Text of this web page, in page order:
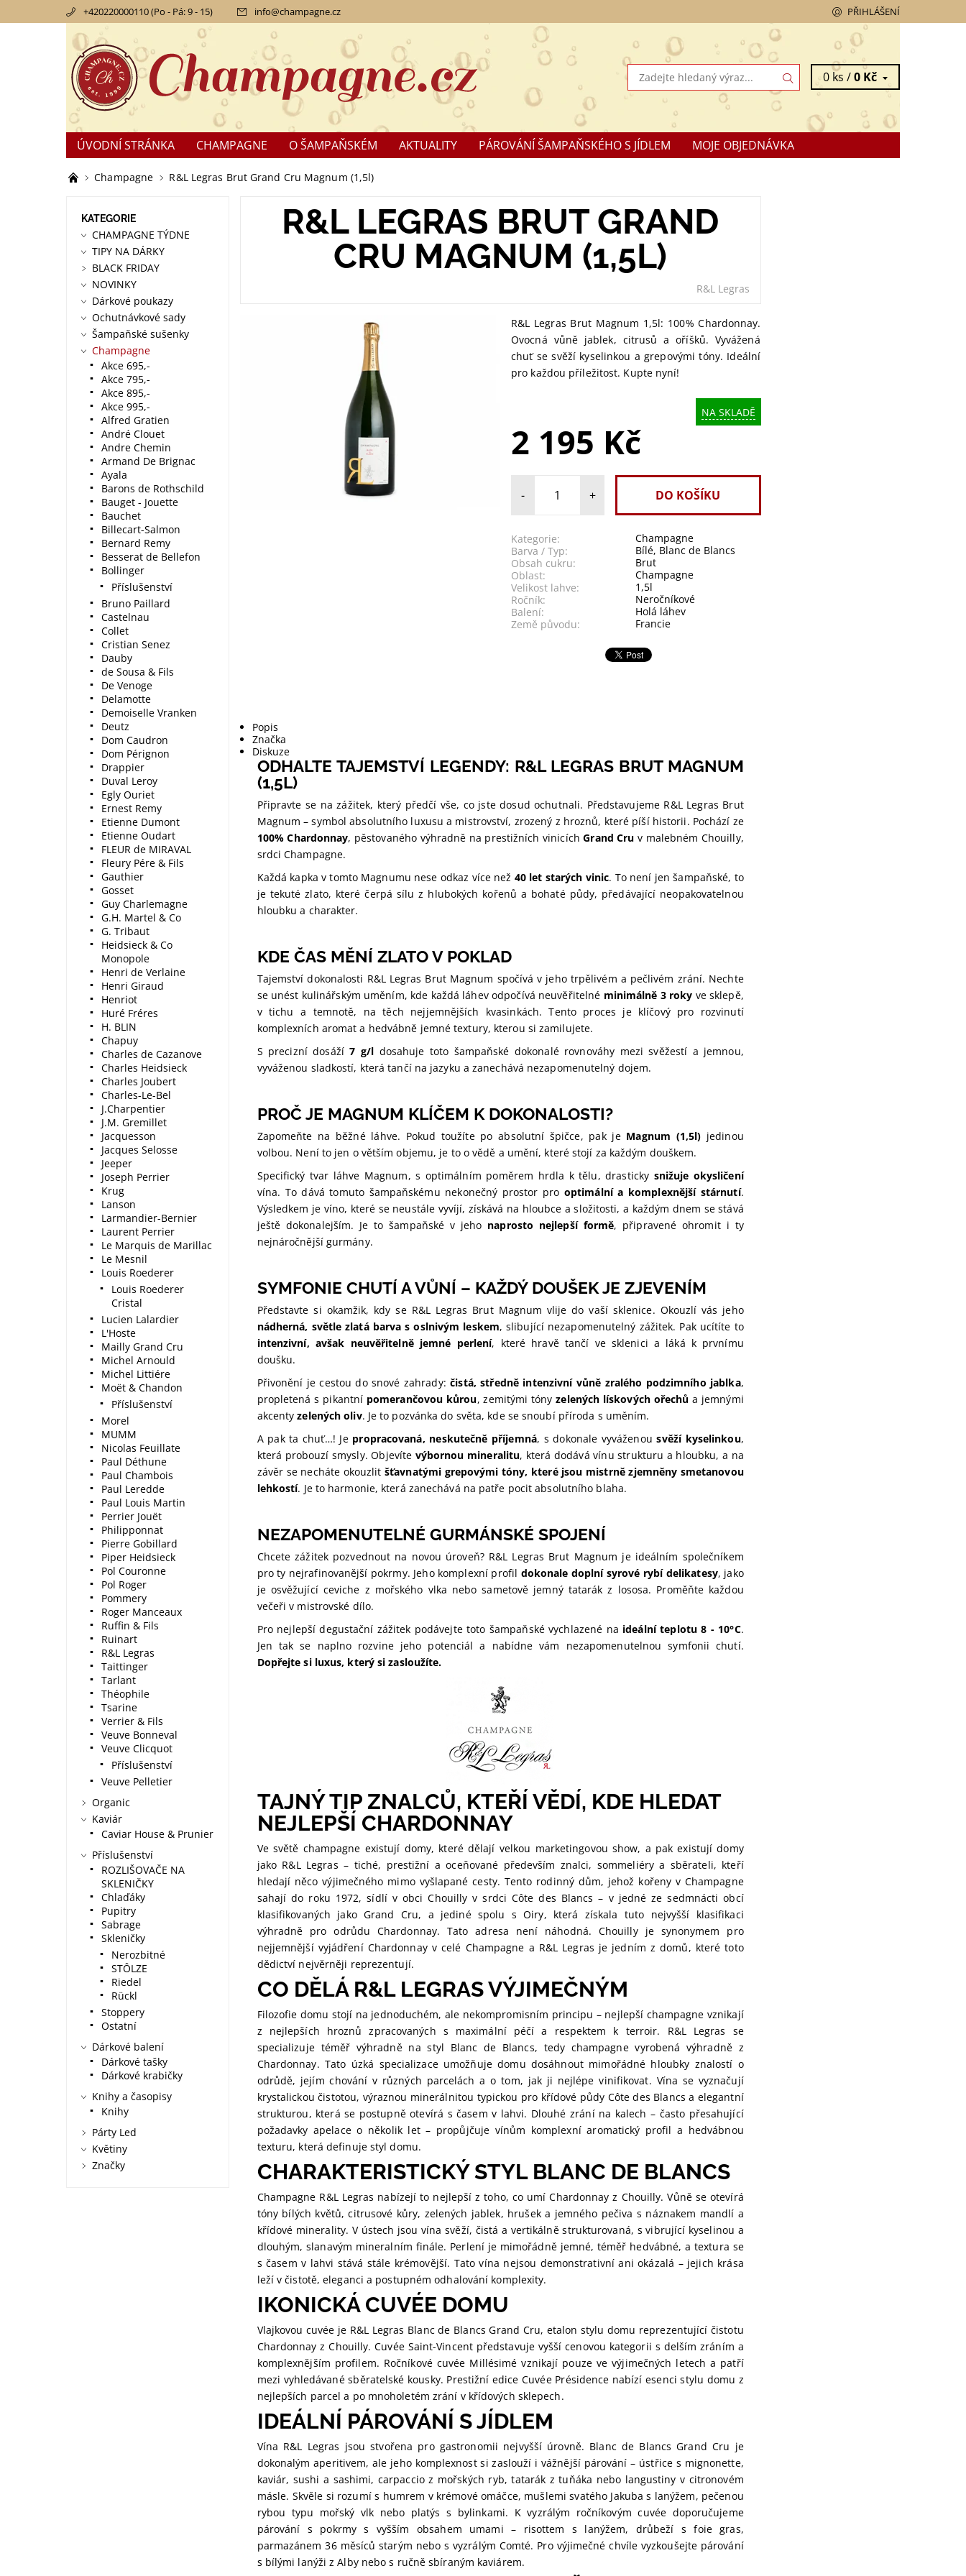
+420220000110 (Po - Pá: 9 - 15) info@champagne.cz PŘIHLÁŠENÍ
0 ks /0 Kč
ÚVODNÍ STRÁNKA CHAMPAGNE O ŠAMPAŇSKÉM AKTUALITY PÁROVÁNÍ ŠAMPAŇSKÉHO S JÍDLEM
MOJE OBJEDNÁVKA
KONTAKTY
OBCHODNÍ PODMÍNKY REKLAMACE
Champagne R&L Legras Brut Grand Cru Magnum (1,5l)
R&L LEGRAS BRUT GRAND
CRU MAGNUM (1,5L)
R&L Legras
R&L Legras Brut Magnum 1,5l: 100% Chardonnay.
Ovocná vůně jablek, citrusů a oříšků. Vyvážená
chuť se svěží kyselinkou a grepovými tóny. Ideální
pro každou příležitost. Kupte nyní!
NA SKLADĚ
2 195 Kč
- +
Kategorie:
Champagne
Barva / Typ:
Bílé, Blanc de Blancs
Obsah cukru:
Brut
Oblast:
Champagne
Velikost lahve:
1,5l
Ročník:
Neročníkové
Balení:
Holá láhev
Země původu:
Francie
Popis
Značka
Diskuze
ODHALTE TAJEMSTVÍ LEGENDY: R&L LEGRAS BRUT MAGNUM
(1,5L)
Připravte se na zážitek, který předčí vše, co jste dosud ochutnali. Představujeme R&L Legras Brut
Magnum – symbol absolutního luxusu a mistrovství, zrozený z hroznů, které píší historii. Pochází ze
100% Chardonnay, pěstovaného výhradně na prestižních vinicíchGrand Cru v malebném Chouilly,
srdci Champagne.
Každá kapka v tomto Magnumu nese odkaz více než 40 let starých vinic. To není jen šampaňské, to
je tekuté zlato, které čerpá sílu z hlubokých kořenů a bohaté půdy, předávající neopakovatelnou
hloubku a charakter.
KDE ČAS MĚNÍ ZLATO V POKLAD
Tajemství dokonalosti R&L Legras Brut Magnum spočívá v jeho trpělivém a pečlivém zrání. Nechte
se unést kulinářským uměním, kde každá láhev odpočívá neuvěřitelné minimálně 3 roky ve sklepě,
v tichu a temnotě, na těch nejjemnějších kvasinkách. Tento proces je klíčový pro rozvinutí
komplexních aromat a hedvábně jemné textury, kterou si zamilujete.
S precizní dosáží7 g/l dosahuje toto šampaňské dokonalé rovnováhy mezi svěžestí a jemnou,
vyváženou sladkostí, která tančí na jazyku a zanechává nezapomenutelný dojem.
PROČ JE MAGNUM KLÍČEM K DOKONALOSTI?
Zapomeňte na běžné láhve. Pokud toužíte po absolutní špičce, pak je Magnum (1,5l) jedinou
volbou. Není to jen o větším objemu, je to o vědě a umění, které stojí za každým douškem.
Specifický tvar láhve Magnum, s optimálním poměrem hrdla k tělu, drasticky snižuje okysličení
vína. To dává tomuto šampaňskému nekonečný prostor pro optimální a komplexnější stárnutí.
Výsledkem je víno, které se neustále vyvíjí, získává na hloubce a složitosti, a každým dnem se stává
ještě dokonalejším. Je to šampaňské v jeho naprosto nejlepší formě, připravené ohromit i ty
nejnáročnější gurmány.
SYMFONIE CHUTÍ A VŮNÍ – KAŽDÝ DOUŠEK JE ZJEVENÍM
Představte si okamžik, kdy se R&L Legras Brut Magnum vlije do vaší sklenice. Okouzlí vás jeho
nádherná, světle zlatá barva s oslnivým leskem, slibující nezapomenutelný zážitek. Pak ucítíte to
intenzivní, avšak neuvěřitelně jemné perlení, které hravě tančí ve sklenici a láká k prvnímu
doušku.
Přivonění je cestou do snové zahrady:čistá, středně intenzivní vůně zralého podzimního jablka,
propletená s pikantní pomerančovou kůrou, zemitými tónyzelených lískových ořechů a jemnými
akcentyzelených oliv. Je to pozvánka do světa, kde se snoubí příroda s uměním.
A pak ta chuť…! Je propracovaná, neskutečně příjemná, s dokonale vyváženousvěží kyselinkou,
která probouzí smysly. Objevíte výbornou mineralitu, která dodává vínu strukturu a hloubku, a na
závěr se necháte okouzlitšťavnatými grepovými tóny, které jsou mistrně zjemněny smetanovou
lehkostí. Je to harmonie, která zanechává na patře pocit absolutního blaha.
NEZAPOMENUTELNÉ GURMÁNSKÉ SPOJENÍ
Chcete zážitek pozvednout na novou úroveň? R&L Legras Brut Magnum je ideálním společníkem
pro ty nejrafinovanější pokrmy. Jeho komplexní profil dokonale doplní syrové rybí delikatesy, jako
je osvěžující ceviche z mořského vlka nebo sametově jemný tatarák z lososa. Proměňte každou
večeři v mistrovské dílo.
Pro nejlepší degustační zážitek podávejte toto šampaňské vychlazené na ideální teplotu 8 - 10°C.
Jen tak se naplno rozvine jeho potenciál a nabídne vám nezapomenutelnou symfonii chutí.
Dopřejte si luxus, který si zasloužíte.
TAJNÝ TIP ZNALCŮ, KTEŘÍ VĚDÍ, KDE HLEDAT
NEJLEPŠÍ CHARDONNAY
Ve světě champagne existují domy, které dělají velkou marketingovou show, a pak existují domy
jako R&L Legras – tiché, prestižní a oceňované především znalci, sommeliéry a sběrateli, kteří
hledají něco výjimečného mimo vyšlapané cesty. Tento rodinný dům, jehož kořeny v Champagne
sahají do roku 1972, sídlí v obci Chouilly v srdci Côte des Blancs – v jedné ze sedmnácti obcí
klasifikovaných jako Grand Cru, a jediné spolu s Oiry, která získala tuto nejvyšší klasifikaci
výhradně pro odrůdu Chardonnay. Tato adresa není náhodná. Chouilly je synonymem pro
nejjemnější vyjádření Chardonnay v celé Champagne a R&L Legras je jedním z domů, které toto
dědictví nejvěrněji reprezentují.
CO DĚLÁ R&L LEGRAS VÝJIMEČNÝM
Filozofie domu stojí na jednoduchém, ale nekompromisním principu – nejlepší champagne vznikají
z nejlepších hroznů zpracovaných s maximální péčí a respektem k terroir. R&L Legras se
specializuje téměř výhradně na styl Blanc de Blancs, tedy champagne vyrobená výhradně z
Chardonnay. Tato úzká specializace umožňuje domu dosáhnout mimořádné hloubky znalostí o
odrůdě, jejím chování v různých parcelách a o tom, jak ji nejlépe vinifikovat. Vína se vyznačují
krystalickou čistotou, výraznou minerálnitou typickou pro křídové půdy Côte des Blancs a elegantní
strukturou, která se postupně otevírá s časem v lahvi. Dlouhé zrání na kalech – často přesahující
požadavky apelace o několik let – propůjčuje vínům komplexní aromatický profil a hedvábnou
texturu, která definuje styl domu.
CHARAKTERISTICKÝ STYL BLANC DE BLANCS
Champagne R&L Legras nabízejí to nejlepší z toho, co umí Chardonnay z Chouilly. Vůně se otevírá
tóny bílých květů, citrusové kůry, zelených jablek, hrušek a jemného pečiva s náznakem mandlí a
křídové minerality. V ústech jsou vína svěží, čistá a vertikálně strukturovaná, s vibrující kyselinou a
dlouhým, slanavým mineralním finále. Perlení je mimořádně jemné, téměř hedvábné, a textura se
s časem v lahvi stává stále krémovější. Tato vína nejsou demonstrativní ani okázalá – jejich krása
leží v čistotě, eleganci a postupném odhalování komplexity.
IKONICKÁ CUVÉE DOMU
Vlajkovou cuvée je R&L Legras Blanc de Blancs Grand Cru, etalon stylu domu reprezentující čistotu
Chardonnay z Chouilly. Cuvée Saint-Vincent představuje vyšší cenovou kategorii s delším zráním a
komplexnějším profilem. Ročníkové cuvée Millésimé vznikají pouze ve výjimečných letech a patří
mezi vyhledávané sběratelské kousky. Prestižní edice Cuvée Présidence nabízí esenci stylu domu z
nejlepších parcel a po mnoholetém zrání v křídových sklepech.
IDEÁLNÍ PÁROVÁNÍ S JÍDLEM
Vína R&L Legras jsou stvořena pro gastronomii nejvyšší úrovně. Blanc de Blancs Grand Cru je
dokonalým aperitivem, ale jeho komplexnost si zaslouží i vážnější párování – ústřice s mignonette,
kaviár, sushi a sashimi, carpaccio z mořských ryb, tatarák z tuňáka nebo langustiny v citronovém
másle. Skvěle si rozumí s humrem v krémové omáčce, mušlemi svatého Jakuba s lanýžem, pečenou
rybou typu mořský vlk nebo platýs s bylinkami. K vyzrálým ročníkovým cuvée doporučujeme
párování s pokrmy s vyšším obsahem umami – risottem s lanýžem, drůbeží s foie gras,
parmazánem 36 měsíců starým nebo s vyzrálým Comté. Pro výjimečné chvíle vyzkoušejte párování
s bílými lanýži z Alby nebo s ručně sbíraným kaviárem.
KATEGORIE
CHAMPAGNE TÝDNE
TIPY NA DÁRKY
BLACK FRIDAY
NOVINKY
Dárkové poukazy
Ochutnávkové sady
Šampaňské sušenky
Champagne
Akce 695,-
Akce 795,-
Akce 895,-
Akce 995,-
Alfred Gratien
André Clouet
Andre Chemin
Armand De Brignac
Ayala
Barons de Rothschild
Bauget - Jouette
Bauchet
Billecart-Salmon
Bernard Remy
Besserat de Bellefon
Bollinger
Příslušenství
Bruno Paillard
Castelnau
Collet
Cristian Senez
Dauby
de Sousa & Fils
De Venoge
Delamotte
Demoiselle Vranken
Deutz
Dom Caudron
Dom Pérignon
Drappier
Duval Leroy
Egly Ouriet
Ernest Remy
Etienne Dumont
Etienne Oudart
FLEUR de MIRAVAL
Fleury Pére & Fils
Gauthier
Gosset
Guy Charlemagne
G.H. Martel & Co
G. Tribaut
Heidsieck & Co
Monopole
Henri de Verlaine
Henri Giraud
Henriot
Huré Fréres
H. BLIN
Chapuy
Charles de Cazanove
Charles Heidsieck
Charles Joubert
Charles-Le-Bel
J.Charpentier
J.M. Gremillet
Jacquesson
Jacques Selosse
Jeeper
Joseph Perrier
Krug
Lanson
Larmandier-Bernier
Laurent Perrier
Le Marquis de Marillac
Le Mesnil
Louis Roederer
Louis Roederer
Cristal
Lucien Lalardier
L'Hoste
Mailly Grand Cru
Michel Arnould
Michel Littiére
Moët & Chandon
Příslušenství
Morel
MUMM
Nicolas Feuillate
Paul Déthune
Paul Chambois
Paul Leredde
Paul Louis Martin
Perrier Jouët
Philipponnat
Pierre Gobillard
Piper Heidsieck
Pol Couronne
Pol Roger
Pommery
Roger Manceaux
Ruffin & Fils
Ruinart
R&L Legras
Taittinger
Tarlant
Théophile
Tsarine
Verrier & Fils
Veuve Bonneval
Veuve Clicquot
Příslušenství
Veuve Pelletier
Organic
Kaviár
Caviar House & Prunier
Příslušenství
ROZLIŠOVAČE NA
SKLENIČKY
Chlaďáky
Pupitry
Sabrage
Skleničky
Nerozbitné
STÔLZE
Riedel
Rückl
Stoppery
Ostatní
Dárkové balení
Dárkové tašky
Dárkové krabičky
Knihy a časopisy
Knihy
Párty Led
Květiny
Značky